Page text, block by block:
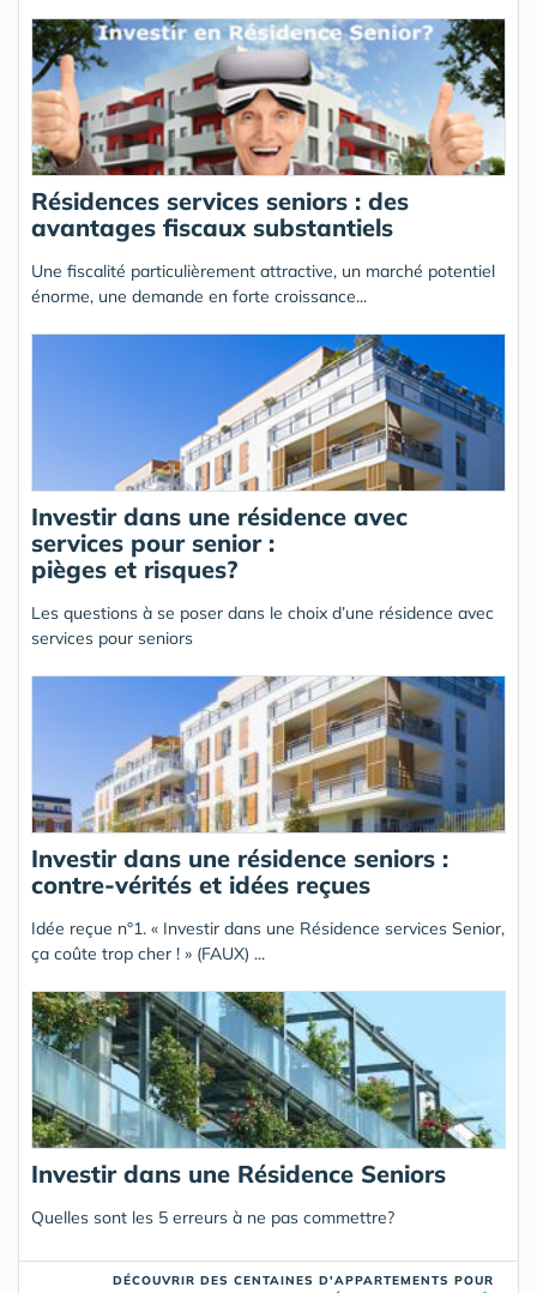
Résidences services seniors : des
avantages fiscaux substantiels
Une fiscalité particulièrement attractive, un marché potentiel
énorme, une demande en forte croissance...
Investir dans une résidence avec
services pour senior :
pièges et risques?
Les questions à se poser dans le choix d’une résidence avec
services pour seniors
Investir dans une résidence seniors :
contre-vérités et idées reçues
Idée reçue n°1. « Investir dans une Résidence services Senior,
ça coûte trop cher ! » (FAUX) ...
Investir dans une Résidence Seniors
Quelles sont les 5 erreurs à ne pas commettre?
DÉCOUVRIR DES CENTAINES D'APPARTEMENTS POUR